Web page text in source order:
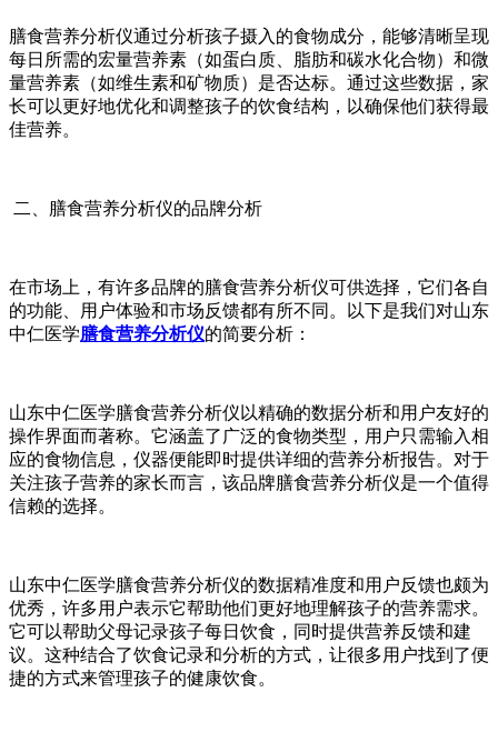
膳食营养分析仪通过分析孩子摄入的食物成分，能够清晰呈现
每日所需的宏量营养素（如蛋白质、脂肪和碳水化合物）和微
量营养素（如维生素和矿物质）是否达标。通过这些数据，家
长可以更好地优化和调整孩子的饮食结构，以确保他们获得最
佳营养。
二、膳食营养分析仪的品牌分析
在市场上，有许多品牌的膳食营养分析仪可供选择，它们各自
的功能、用户体验和市场反馈都有所不同。以下是我们对山东
中仁医学膳食营养分析仪的简要分析：
山东中仁医学膳食营养分析仪以精确的数据分析和用户友好的
操作界面而著称。它涵盖了广泛的食物类型，用户只需输入相
应的食物信息，仪器便能即时提供详细的营养分析报告。对于
关注孩子营养的家长而言，该品牌膳食营养分析仪是一个值得
信赖的选择。
山东中仁医学膳食营养分析仪的数据精准度和用户反馈也颇为
优秀，许多用户表示它帮助他们更好地理解孩子的营养需求。
它可以帮助父母记录孩子每日饮食，同时提供营养反馈和建
议。这种结合了饮食记录和分析的方式，让很多用户找到了便
捷的方式来管理孩子的健康饮食。